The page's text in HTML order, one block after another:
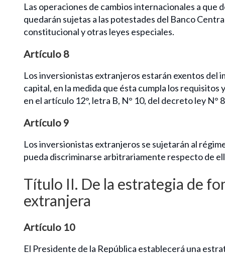
Las operaciones de cambios internacionales a
quedarán sujetas a las potestades del Banco
constitucional y otras leyes especiales.
Artículo 8
Los inversionistas extranjeros estarán exentos del
capital, en la medida que ésta cumpla los
en el artículo 12°, letra B, N° 10, del decreto ley N°
Artículo 9
Los inversionistas extranjeros se sujetarán al
pueda discriminarse arbitrariamente respecto de
Título II. De la estrategia de
extranjera
Artículo 10
El Presidente de la República establecerá una